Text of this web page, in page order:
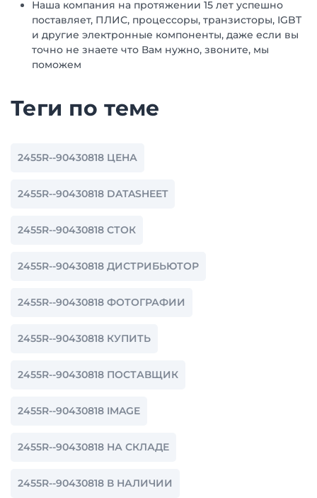
Наша компания на протяжении 15 лет успешно
поставляет, ПЛИС, процессоры, транзисторы, IGBT
и другие электронные компоненты, даже если вы
точно не знаете что Вам нужно, звоните, мы
поможем
Теги по теме
2455R--90430818 ЦЕНА
2455R--90430818 DATASHEET
2455R--90430818 СТОК
2455R--90430818 ДИСТРИБЬЮТОР
2455R--90430818 ФОТОГРАФИИ
2455R--90430818 КУПИТЬ
2455R--90430818 ПОСТАВЩИК
2455R--90430818 IMAGE
2455R--90430818 НА СКЛАДЕ
2455R--90430818 В НАЛИЧИИ